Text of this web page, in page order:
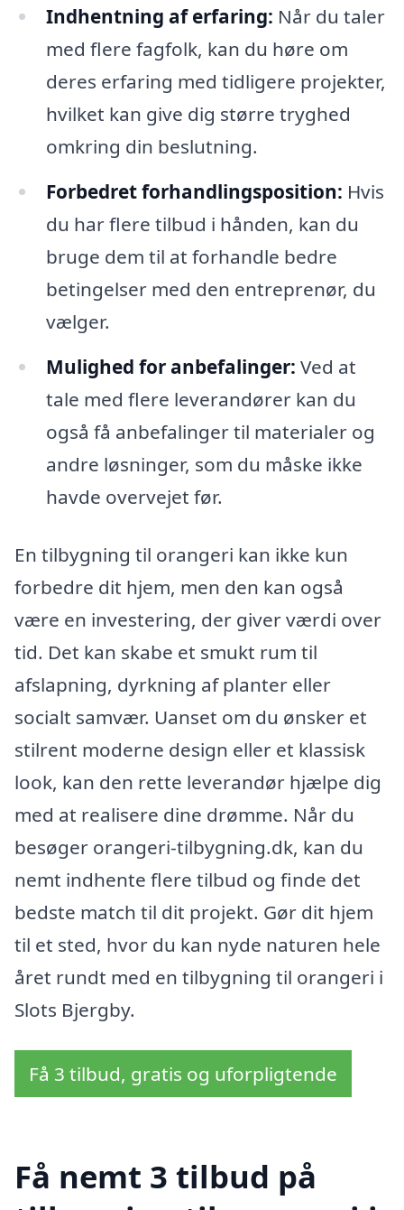
Indhentning af erfaring: Når du taler
med flere fagfolk, kan du høre om
deres erfaring med tidligere projekter,
hvilket kan give dig større tryghed
omkring din beslutning.
Forbedret forhandlingsposition: Hvis
du har flere tilbud i hånden, kan du
bruge dem til at forhandle bedre
betingelser med den entreprenør, du
vælger.
Mulighed for anbefalinger: Ved at
tale med flere leverandører kan du
også få anbefalinger til materialer og
andre løsninger, som du måske ikke
havde overvejet før.
En tilbygning til orangeri kan ikke kun
forbedre dit hjem, men den kan også
være en investering, der giver værdi over
tid. Det kan skabe et smukt rum til
afslapning, dyrkning af planter eller
socialt samvær. Uanset om du ønsker et
stilrent moderne design eller et klassisk
look, kan den rette leverandør hjælpe dig
med at realisere dine drømme. Når du
besøger orangeri-tilbygning.dk, kan du
nemt indhente flere tilbud og finde det
bedste match til dit projekt. Gør dit hjem
til et sted, hvor du kan nyde naturen hele
året rundt med en tilbygning til orangeri i
Slots Bjergby.
Få 3 tilbud, gratis og uforpligtende
Få nemt 3 tilbud på